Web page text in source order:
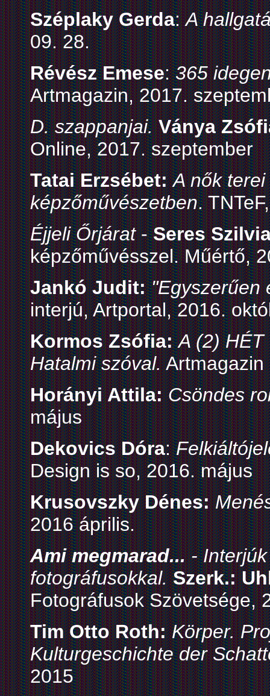
Széplaky Gerda:A
09. 28.
Révész Emese:365
Artmagazin, 2017.
D. szappanjai.Ványa
Online, 2017. szeptember
Tatai Erzsébet: A nők
képzőművészetben.
Éjjeli Őrjárat-Seres
képzőművésszel. Műértő,
Jankó Judit: "Egyszerűen
interjú, Artportal, 2016.
Kormos Zsófia: A (2) HÉT
Hatalmi szóval.Artmagazin
Horányi Attila:Csöndes
május
Dekovics Dóra:
Design is so, 2016. május
Krusovszky Dénes:
2016 április.
Ami megmarad...- Interjúk
fotográfusokkal. Szerk.:
Fotográfusok Szövetsége,
Tim Otto Roth:Körper.
Kulturgeschichte der
2015